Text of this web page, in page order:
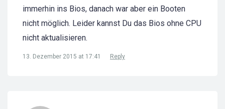
immerhin ins Bios, danach war aber ein Booten
nicht möglich. Leider kannst Du das Bios ohne CPU
nicht aktualisieren.
13. Dezember 2015 at 17:41 Reply